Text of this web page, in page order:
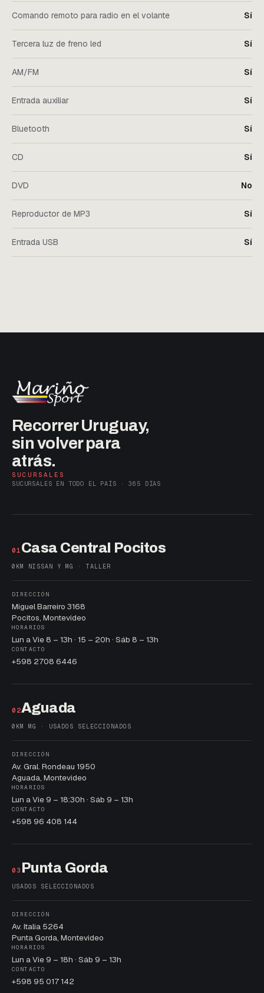
Comando remoto para radio en el volante Sí
Tercera luz de freno led Sí
AM/FM Sí
Entrada auxiliar Sí
Bluetooth Sí
CD Sí
DVD No
Reproductor de MP3 Sí
Entrada USB Sí
Recorrer Uruguay,
sin volver para
atrás.
SUCURSALES
SUCURSALES EN TODO EL PAÍS · 365 DÍAS
01 Casa Central Pocitos
0KM NISSAN Y MG · TALLER
DIRECCIÓN
Miguel Barreiro 3168
Pocitos, Montevideo
HORARIOS
Lun a Vie 8 – 13h · 15 – 20h · Sáb 8 – 13h
CONTACTO
+598 2708 6446
02Aguada
0KM MG · USADOS SELECCIONADOS
DIRECCIÓN
Av. Gral. Rondeau 1950
Aguada, Montevideo
HORARIOS
Lun a Vie 9 – 18:30h · Sáb 9 – 13h
CONTACTO
+598 96 408 144
03 Punta Gorda
USADOS SELECCIONADOS
DIRECCIÓN
Av. Italia 5264
Punta Gorda, Montevideo
HORARIOS
Lun a Vie 9 – 18h · Sáb 9 – 13h
CONTACTO
+598 95 017 142